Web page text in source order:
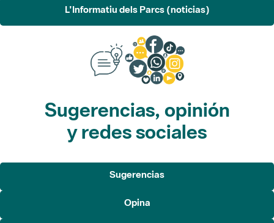
L'Informatiu dels Parcs (noticias)
Sugerencias, opinión
y redes sociales
Sugerencias
Opina